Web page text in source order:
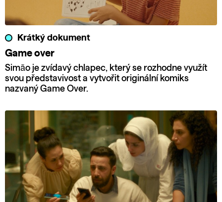
Krátký dokument
Game over
Simão je zvídavý chlapec, který se rozhodne využít
svou představivost a vytvořit originální komiks
nazvaný Game Over.